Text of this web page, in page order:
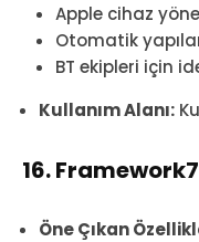
Apple cihaz
Otomatik
BT ekipleri için
Kullanım Alanı:
16. Framework7
Öne Çıkan